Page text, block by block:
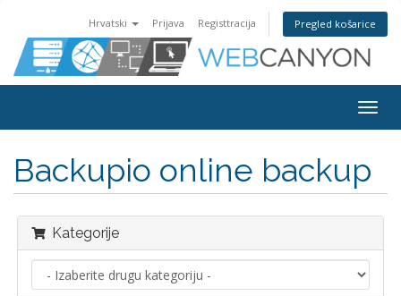
Hrvatski Prijava Registtracija Pregled košarice
Backupio online backup
Kategorije